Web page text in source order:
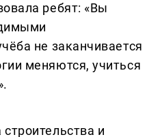
ребят: «Вы
не заканчивается
меняются, учиться
и